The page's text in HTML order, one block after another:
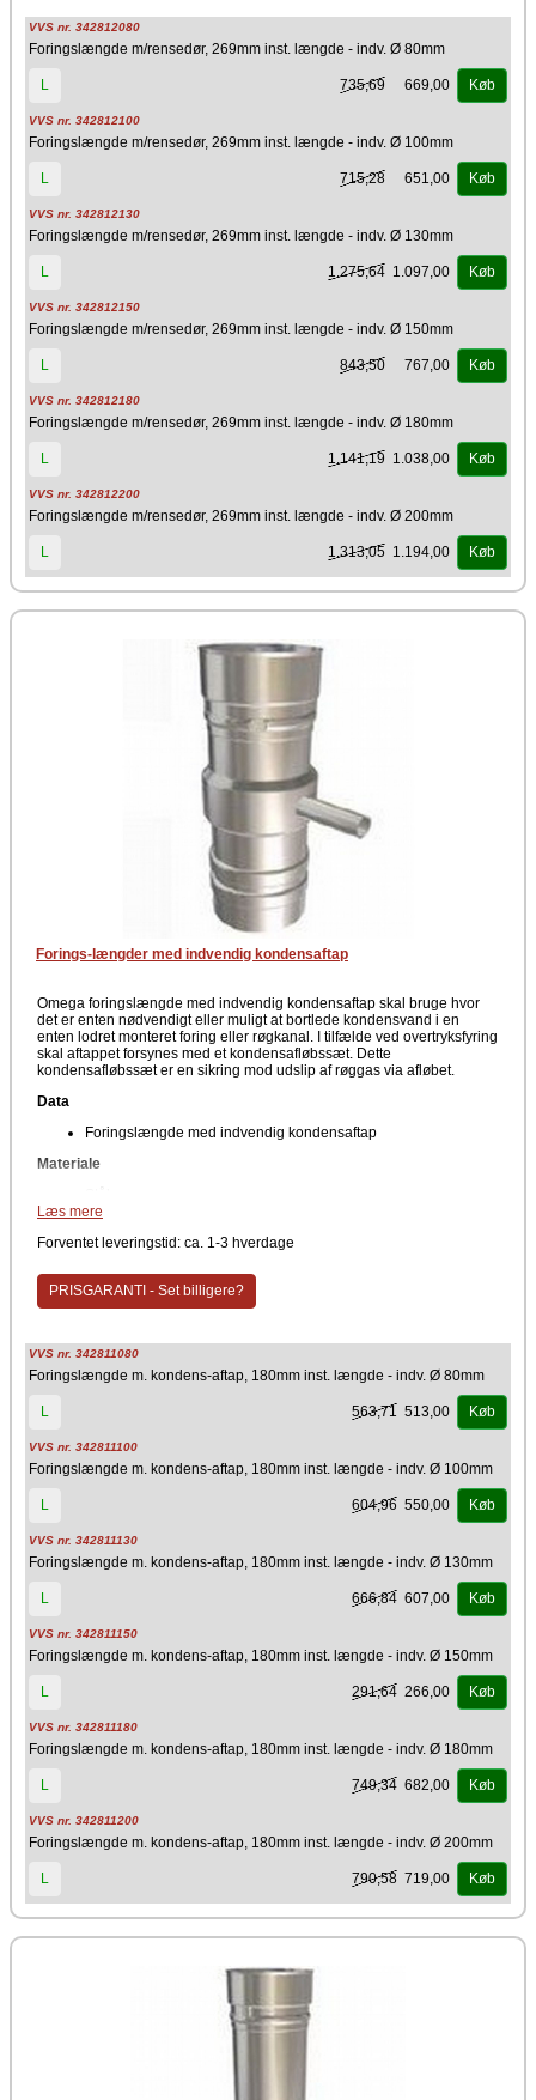
dreje dem imod hinanden. Man kan samle Omega stålforing til lige
netop den totalhøjde man ønsker. Omega stålforing kan anvendes som
foring i alle typer eksisterende skorstene og røgkanaler. Egnet til alle
Stål
VVS nr. 342812080
Foringslængde m/rensedør, 269mm inst. længde - indv. Ø 80mm
L 735,69 669,00 Køb
VVS nr. 342812100
Foringslængde m/rensedør, 269mm inst. længde - indv. Ø 100mm
L 715,28 651,00 Køb
VVS nr. 342812130
Foringslængde m/rensedør, 269mm inst. længde - indv. Ø 130mm
L 1.275,64 1.097,00 Køb
VVS nr. 342812150
Foringslængde m/rensedør, 269mm inst. længde - indv. Ø 150mm
L 843,50 767,00 Køb
VVS nr. 342812180
Foringslængde m/rensedør, 269mm inst. længde - indv. Ø 180mm
L 1.141,19 1.038,00 Køb
VVS nr. 342812200
Foringslængde m/rensedør, 269mm inst. længde - indv. Ø 200mm
L 1.313,05 1.194,00 Køb
Forings-længder med indvendig kondensaftap
Omega foringslængde med indvendig kondensaftap skal bruge hvor
det er enten nødvendigt eller muligt at bortlede kondensvand i en
enten lodret monteret foring eller røgkanal. I tilfælde ved overtryksfyring
skal aftappet forsynes med et kondensafløbssæt. Dette
kondensafløbssæt er en sikring mod udslip af røggas via afløbet.
Data
Foringslængde med indvendig kondensaftap
Materiale
Læs mere
Forventet leveringstid: ca. 1-3 hverdage
PRISGARANTI - Set billigere?
VVS nr. 342811080
Foringslængde m. kondens-aftap, 180mm inst. længde - indv. Ø 80mm
L 563,71 513,00 Køb
VVS nr. 342811100
Foringslængde m. kondens-aftap, 180mm inst. længde - indv. Ø 100mm
L 604,96 550,00 Køb
VVS nr. 342811130
Foringslængde m. kondens-aftap, 180mm inst. længde - indv. Ø 130mm
L 666,84 607,00 Køb
VVS nr. 342811150
Foringslængde m. kondens-aftap, 180mm inst. længde - indv. Ø 150mm
L 291,64 266,00 Køb
VVS nr. 342811180
Foringslængde m. kondens-aftap, 180mm inst. længde - indv. Ø 180mm
L 749,34 682,00 Køb
VVS nr. 342811200
Foringslængde m. kondens-aftap, 180mm inst. længde - indv. Ø 200mm
L 790,58 719,00 Køb